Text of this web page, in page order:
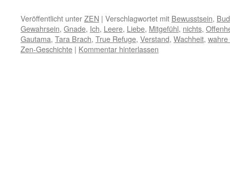
Veröffentlicht unterZEN | Verschlagwortet mit Bewusstsein,
Gewahrsein, Gnade, Ich, Leere, Liebe, Mitgefühl, nichts,
Gautama, Tara Brach, True Refuge, Verstand, Wachheit,
Zen-Geschichte | Kommentar hinterlassen